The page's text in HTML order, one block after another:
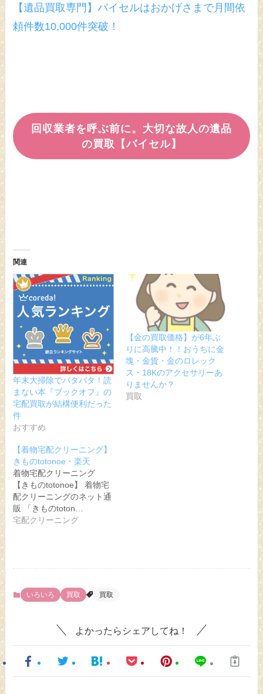
【遺品買取専門】バイセルはおかげさまで月間依
頼件数10,000件突破！
回収業者を呼ぶ前に。大切な故人の遺品
の買取【バイセル】
関連
年末大掃除でバタバタ！読
まない本『ブックオフ』の
宅配買取が結構便利だった
件
おすすめ
【金の買取価格】が6年ぶ
りに高騰中！！おうちに金
塊・金貨・金のロレック
ス・18Kのアクセサリーあ
りませんか？
買取
【着物宅配クリーニング】
きものtotonoe・楽天
着物宅配クリーニング
【きものtotonoe】 着物宅
配クリーニングのネット通
販 「きものtoton…
宅配クリーニング
いろいろ 買取 買取
よかったらシェアしてね！